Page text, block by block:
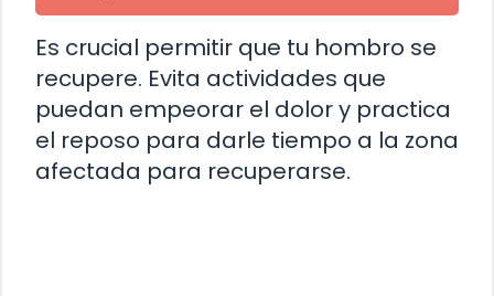
Es crucial permitir que tu hombro se
recupere. Evita actividades que
puedan empeorar el dolor y practica
el reposo para darle tiempo a la zona
afectada para recuperarse.